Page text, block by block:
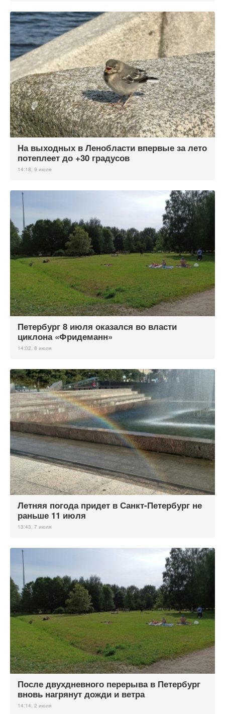
На выходных в Ленобласти впервые за лето
потеплеет до +30 градусов
14:18, 9 июля
Петербург 8 июля оказался во власти
циклона «Фридеманн»
14:02, 8 июля
Летняя погода придет в Санкт-Петербург не
раньше 11 июля
13:43, 7 июля
После двухдневного перерыва в Петербург
вновь нагрянут дожди и ветра
14:14, 2 июля